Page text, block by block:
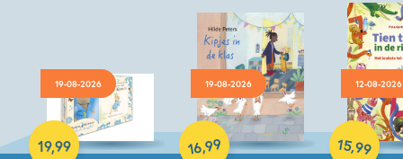
19-08-2026
19,99
Hardcover
19-08-2026
16,99
Hardcover
12-08-2026
15,99
Hardcover